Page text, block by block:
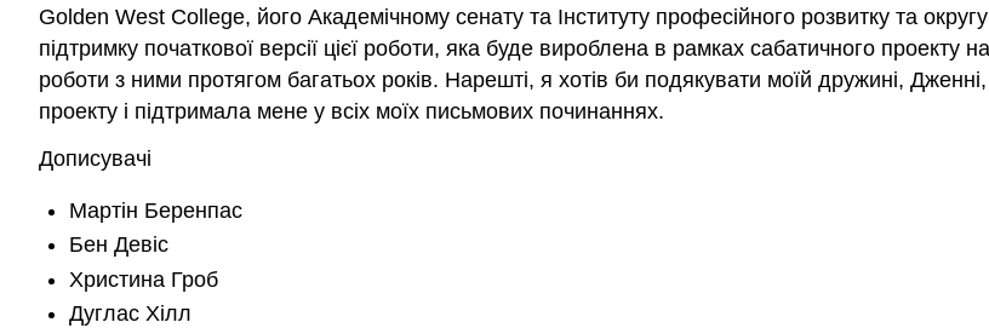
Golden West College, його Академічному сенату та Інституту професійного розвитку та
підтримку початкової версії цієї роботи, яка буде вироблена в рамках сабатичного проекту
роботи з ними протягом багатьох років. Нарешті, я хотів би подякувати моїй дружині,
проекту і підтримала мене у всіх моїх письмових починаннях.
Дописувачі
Мартін Беренпас
Бен Девіс
Христина Гроб
Дуглас Хілл